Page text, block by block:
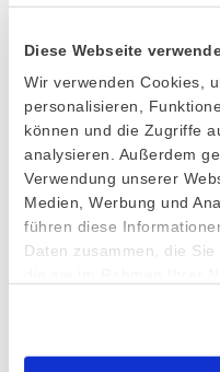
Diese Webseite
Wir verwenden Cookies,
personalisieren,
können und die Zugriffe
analysieren. Außerdem
Verwendung unserer
Medien, Werbung und
führen diese
Daten zusammen, die
Ort/Land*
E-Mail*
Betreff*
Nachricht*